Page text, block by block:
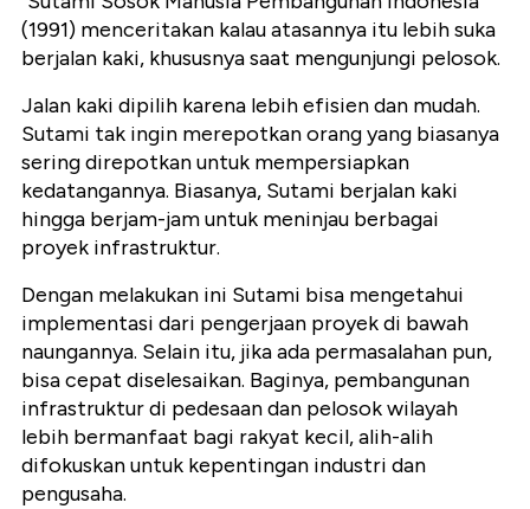
(1991) menceritakan kalau atasannya itu lebih suka
berjalan kaki, khususnya saat mengunjungi pelosok.
Jalan kaki dipilih karena lebih efisien dan mudah.
Sutami tak ingin merepotkan orang yang biasanya
sering direpotkan untuk mempersiapkan
kedatangannya. Biasanya, Sutami berjalan kaki
hingga berjam-jam untuk meninjau berbagai
proyek infrastruktur.
Dengan melakukan ini Sutami bisa mengetahui
implementasi dari pengerjaan proyek di bawah
naungannya. Selain itu, jika ada permasalahan pun,
bisa cepat diselesaikan. Baginya, pembangunan
infrastruktur di pedesaan dan pelosok wilayah
lebih bermanfaat bagi rakyat kecil, alih-alih
difokuskan untuk kepentingan industri dan
pengusaha.